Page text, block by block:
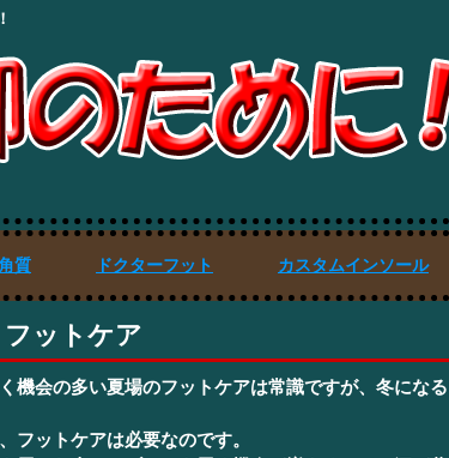
質 ドクターフット カスタムインソール
ットケア
機会の多い夏場のフットケアは常識ですが、冬にな
フットケアは必要なのです。